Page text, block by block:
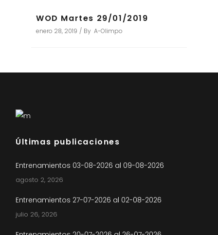
WOD Martes 29/01/2019
enero 28, 2019 By A-Olimpo
Últimas publicaciones
Entrenamientos 03-08-2026 al 09-08-2026
agosto 2, 2026
Entrenamientos 27-07-2026 al 02-08-2026
julio 26, 2026